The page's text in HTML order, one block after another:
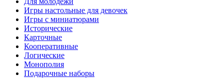
Игры настольные для девочек
Игры с миниатюрами
Исторические
Карточные
Кооперативные
Логические
Монополия
Подарочные наборы